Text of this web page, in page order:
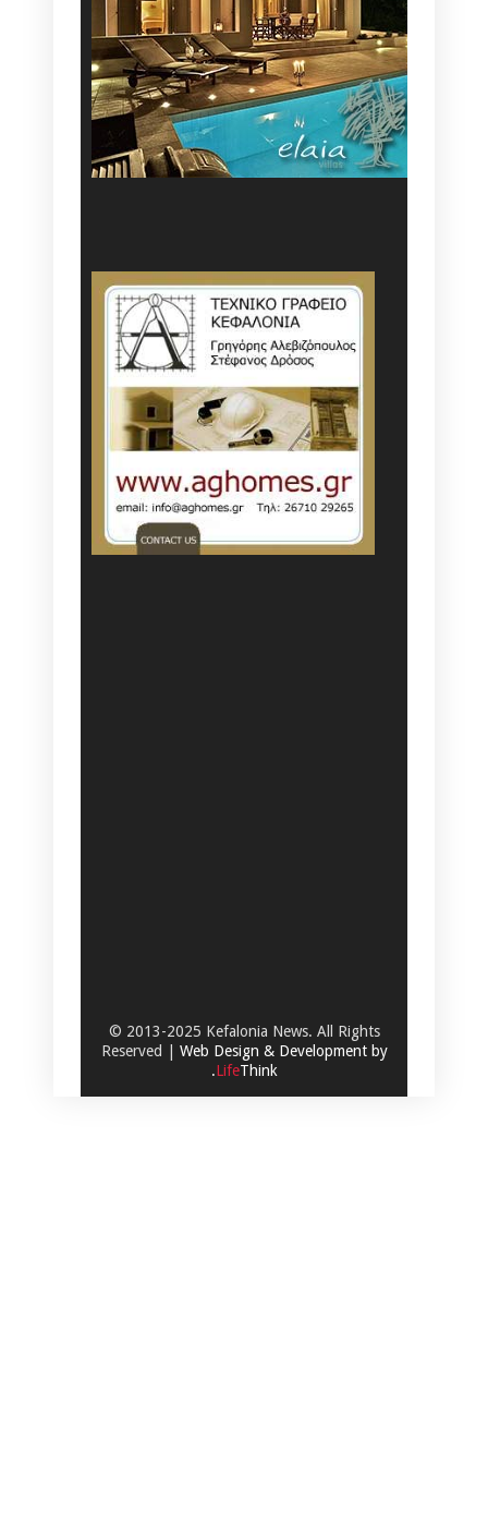
© 2013-2025 Kefalonia News. All Rights
Reserved | Web Design & Development by
.LifeThink